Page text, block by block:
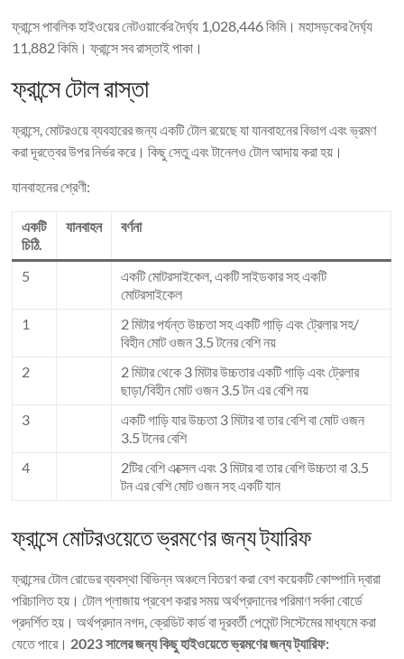
ফ্রান্সে পাবলিক হাইওয়ের নেটওয়ার্কের দৈর্ঘ্য 1,028,446 কিমি। মহাসড়কের দৈর্ঘ্য
11,882 কিমি। ফ্রান্সে সব রাস্তাই পাকা।
ফ্রান্সে টোল রাস্তা
ফ্রান্সে, মোটরওয়ে ব্যবহারের জন্য একটি টোল রয়েছে যা যানবাহনের বিভাগ এবং ভ্রমণ
করা দূরত্বের উপর নির্ভর করে। কিছু সেতু এবং টানেলও টোল আদায় করা হয়।
যানবাহনের শ্রেণী:
একটি
চিঠি.
যানবাহন বর্ণনা
5
একটি মোটরসাইকেল, একটি সাইডকার সহ একটি
মোটরসাইকেল
1
2 মিটার পর্যন্ত উচ্চতা সহ একটি গাড়ি এবং ট্রেলার সহ/
বিহীন মোট ওজন 3.5 টনের বেশি নয়
2
2 মিটার থেকে 3 মিটার উচ্চতার একটি গাড়ি এবং ট্রেলার
ছাড়া/বিহীন মোট ওজন 3.5 টন এর বেশি নয়
3
একটি গাড়ি যার উচ্চতা 3 মিটার বা তার বেশি বা মোট ওজন
3.5 টনের বেশি
4
2টির বেশি এক্সেল এবং 3 মিটার বা তার বেশি উচ্চতা বা 3.5
টন এর বেশি মোট ওজন সহ একটি যান
ফ্রান্সে মোটরওয়েতে ভ্রমণের জন্য ট্যারিফ
ফ্রান্সের টোল রোডের ব্যবস্থা বিভিন্ন অঞ্চলে বিতরণ করা বেশ কয়েকটি কোম্পানি দ্বারা
পরিচালিত হয়। টোল প্লাজায় প্রবেশ করার সময় অর্থপ্রদানের পরিমাণ সর্বদা বোর্ডে
প্রদর্শিত হয়। অর্থপ্রদান নগদ, ক্রেডিট কার্ড বা দূরবর্তী পেমেন্ট সিস্টেমের মাধ্যমে করা
যেতে পারে। 2023 সালের জন্য কিছু হাইওয়েতে ভ্রমণের জন্য ট্যারিফ: